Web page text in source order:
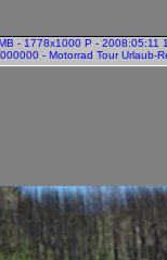
- 1778x1000 P - 2008:05:11
- Motorrad Tour Urlaub-